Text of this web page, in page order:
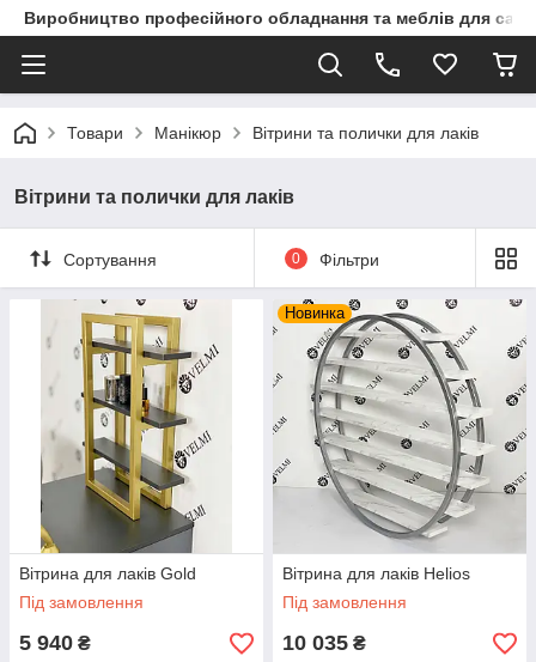
Виробництво професійного обладнання та меблів для
Товари Манікюр Вітрини та полички для лаків
Вітрини та полички для лаків
Сортування 0 Фільтри
Вітрина для лаків Gold
Під замовлення
5 940 ₴
Новинка
Вітрина для лаків Helios
Під замовлення
10 035 ₴